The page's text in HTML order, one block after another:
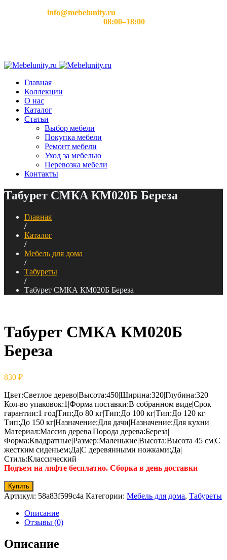
info@mebelunity.ru
08:00–18:00
Главная
Коллекции
О нас
Каталог
Статьи
Выбор мебели
Покупка мебели
Ремонт мебели
Уход за мебелью
Перевозка мебели
Контакты
Табурет СМКА КМ020Б Береза
Главная
/
Каталог
/
Мебель для дома
/
Табуреты
/
Табурет СМКА КМ020Б Береза
Табурет СМКА КМ020Б
Береза
830 ₽
Цвет:Светлое дерево|Высота:450|Ширина:320|Глубина:320|
Кол-во упаковок:1|Форма поставки:В собранном виде|Срок
гарантии:1 год|Тип:До 80 кг|Тип:До 100 кг|Тип:До 120 кг|
Тип:До 150 кг|Назначение:Для дачи|Назначение:Для кухни|
Материал:Массив дерева|Порода дерева:Береза|
Форма:Квадратные|Размер:Маленькие|Высота:Высота 45 см|С
жестким сиденьем:Да|С деревянными ножками:Да|
Стиль:Классический
Подъем на лифте бесплатно. Сборка в день доставки
Купить
Артикул: 58a83f599c4a Категории: Мебель для дома, Табуреты
Описание
Отзывы (0)
Описание